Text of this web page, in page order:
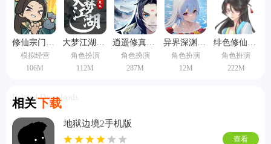
模拟经营
106M
角色扮演
112M
角色扮演
287M
角色扮演
12M
角色扮演
222M
相关下载
Related Downloads
地狱边境2手机版
查看